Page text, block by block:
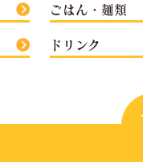
ごはん・麺類
ドリンク